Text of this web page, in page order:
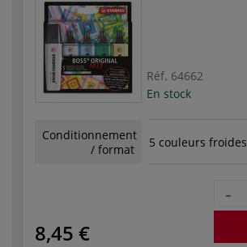
Réf. 64662
En stock
Conditionnement
/ format
5 couleurs froides
8,45 €
-